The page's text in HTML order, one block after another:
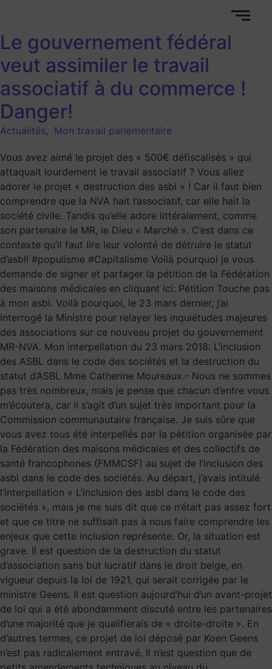
Le gouvernement fédéral
veut assimiler le travail
associatif à du commerce !
Danger!
Actualités, Mon travail parlementaire
Vous avez aimé le projet des « 500€ défiscalisés » qui
attaquait lourdement le travail associatif ? Vous allez
adorer le projet « destruction des asbl » ! Car il faut bien
comprendre que la NVA hait l’associatif, car elle hait la
société civile. Tandis qu’elle adore littéralement, comme
son partenaire le MR, le Dieu « Marché ». C’est dans ce
contexte qu’il faut lire leur volonté de détruire le statut
d’asbl! #populisme #Capitalisme Voilà pourquoi je vous
demande de signer et partager la pétition de la Fédération
des maisons médicales en cliquant ici: Pétition Touche pas
à mon asbl. Voilà pourquoi, le 23 mars dernier, j’ai
interrogé la Ministre pour relayer les inquiétudes majeures
des associations sur ce nouveau projet du gouvernement
MR-NVA. Mon interpellation du 23 mars 2018: L’inclusion
des ASBL dans le code des sociétés et la destruction du
statut d’ASBL Mme Catherine Moureaux.- Nous ne sommes
pas très nombreux, mais je pense que chacun d’entre vous
m’écoutera, car il s’agit d’un sujet très important pour la
Commission communautaire française. Je suis sûre que
vous avez tous été interpellés par la pétition organisée par
la Fédération des maisons médicales et des collectifs de
santé francophones (FMMCSF) au sujet de l’inclusion des
asbl dans le code des sociétés. Au départ, j’avais intitulé
l’interpellation « L’inclusion des asbl dans le code des
sociétés », mais je me suis dit que ce n’était pas assez fort
et que ce titre ne suffisait pas à nous faire comprendre les
enjeux que cette inclusion représente. Or, la situation est
grave. Il est question de la destruction du statut
d’association sans but lucratif dans le droit belge, en
vigueur depuis la loi de 1921, qui serait corrigée par le
ministre Geens. Il est question aujourd’hui d’un avant-projet
de loi qui a été abondamment discuté entre les partenaires
d’une majorité que je qualifierais de « droite-droite ». En
d’autres termes, ce projet de loi déposé par Koen Geens
n’est pas radicalement entravé. Il n’est question que de